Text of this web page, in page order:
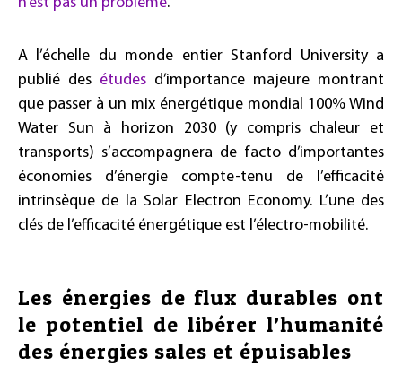
A l’échelle du monde entier Stanford University a
publié des études d’importance majeure montrant
que passer à un mix énergétique mondial 100% Wind
Water Sun à horizon 2030 (y compris chaleur et
transports) s’accompagnera de facto d’importantes
économies d’énergie compte-tenu de l’efficacité
intrinsèque de la Solar Electron Economy. L’une des
clés de l’efficacité énergétique est l’électro-mobilité.
Les énergies de flux durables ont
le potentiel de libérer l’humanité
des énergies sales et épuisables